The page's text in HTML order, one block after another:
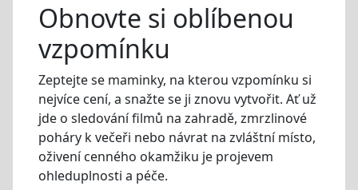
Obnovte si oblíbenou
vzpomínku
Zeptejte se maminky, na kterou vzpomínku si
nejvíce cení, a snažte se ji znovu vytvořit. Ať už
jde o sledování filmů na zahradě, zmrzlinové
poháry k večeři nebo návrat na zvláštní místo,
oživení cenného okamžiku je projevem
ohleduplnosti a péče.